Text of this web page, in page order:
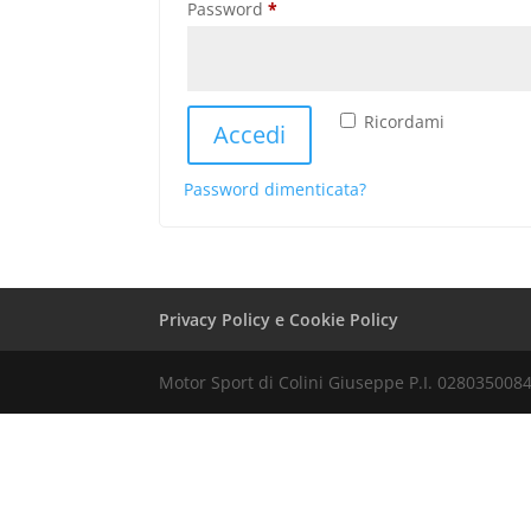
Password*Richiesto
Ricordami
Accedi
Password dimenticata?
Privacy Policy e Cookie Policy
Motor Sport di Colini Giuseppe P.I.